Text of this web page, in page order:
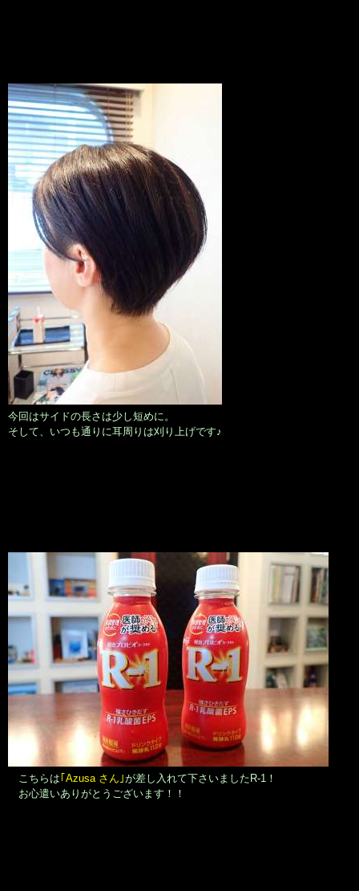
今回はサイドの長さは少し短めに。
そして、いつも通りに耳周りは刈り上げです♪
こちらは｢Azusa さん｣が差し入れて下さいましたR-1！
お心遣いありがとうございます！！